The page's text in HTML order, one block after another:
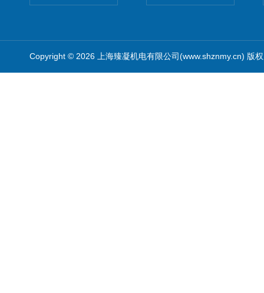
Copyright © 2026 上海臻凝机电有限公司(www.shznmy.cn) 版